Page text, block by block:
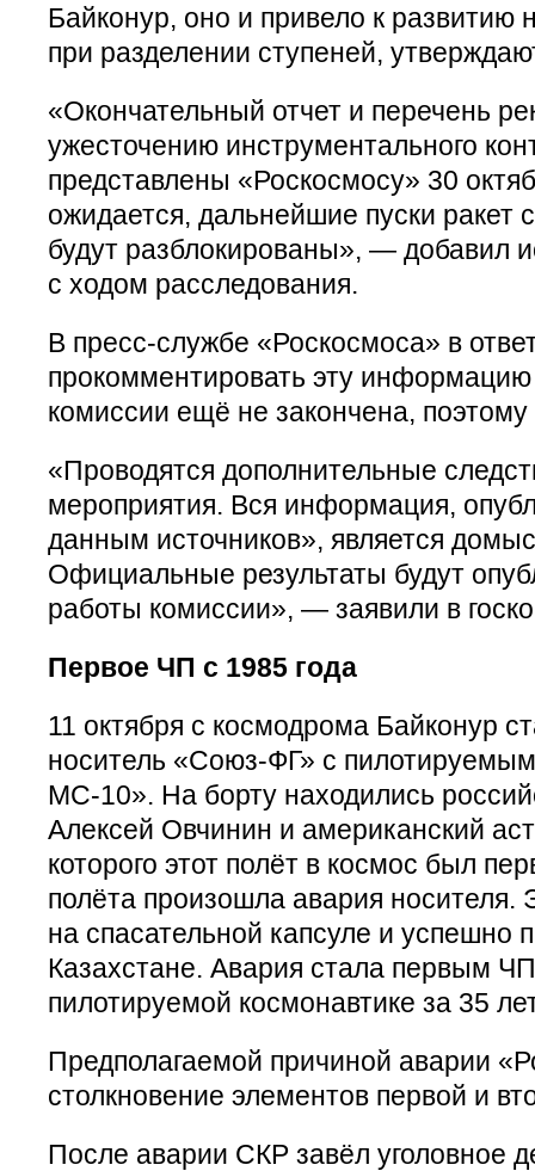
Байконур, оно и привело к развитию
при разделении ступеней,
«Окончательный отчет и перечень
ужесточению инструментального
представлены «Роскосмосу» 30
ожидается, дальнейшие пуски ракет
будут разблокированы», — добавил
с ходом расследования.
В пресс-службе «Роскосмоса» в
прокомментировать эту информацию
комиссии ещё не закончена, поэтому
«Проводятся дополнительные
мероприятия. Вся информация,
данным источников», является
Официальные результаты будут
работы комиссии», — заявили в
Первое ЧП с 1985 года
11 октября с космодрома Байконур
носитель «Союз-ФГ» с
МС-10». На борту находились
Алексей Овчинин и американский
которого этот полёт в космос был
полёта произошла авария носителя.
на спасательной капсуле и успешно
Казахстане. Авария стала первым
пилотируемой космонавтике за 35
Предполагаемой причиной аварии
столкновение элементов первой и
После аварии СКР завёл уголовное